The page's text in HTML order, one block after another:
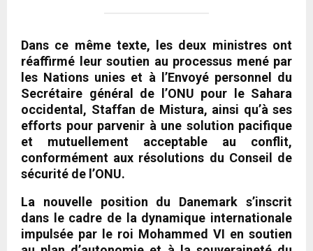
Dans ce même texte, les deux ministres ont
réaffirmé leur soutien au processus mené par
les Nations unies et à l’Envoyé personnel du
Secrétaire général de l’ONU pour le Sahara
occidental, Staffan de Mistura, ainsi qu’à ses
efforts pour parvenir à une solution pacifique
et mutuellement acceptable au conflit,
conformément aux résolutions du Conseil de
sécurité de l’ONU.
La nouvelle position du Danemark s’inscrit
dans le cadre de la dynamique internationale
impulsée par le roi Mohammed VI en soutien